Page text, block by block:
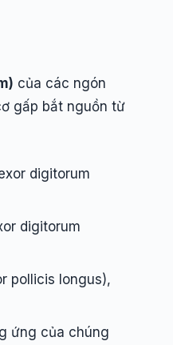
của các ngón
gấp bắt nguồn từ
digitorum
digitorum
pollicis longus),
ứng của chúng